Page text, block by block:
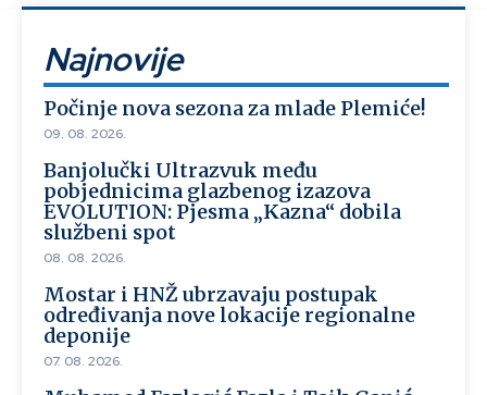
Najnovije
Počinje nova sezona za mlade Plemiće!
09. 08. 2026.
Banjolučki Ultrazvuk među
pobjednicima glazbenog izazova
EVOLUTION: Pjesma „Kazna“ dobila
službeni spot
08. 08. 2026.
Mostar i HNŽ ubrzavaju postupak
određivanja nove lokacije regionalne
deponije
07. 08. 2026.